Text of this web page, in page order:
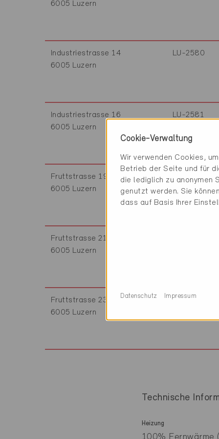
6005 Luzern
Industriestrasse 14
6005 Luzern
LU-2580
Industriestrasse 16
6005 Luzern
LU-2581
Fruttstrasse 19
6005 Luzern
LU-2582
Fruttstrasse 21
6005 Luzern
Fruttstrasse 23
6005 Luzern
LU-2584
Technische
Heizung
Cookie-Verwaltung
Wir verwenden Cookies,
Betrieb der Seite und für
die lediglich zu anonymen
genutzt werden. Sie
dass auf Basis Ihrer
Datenschutz Impressum